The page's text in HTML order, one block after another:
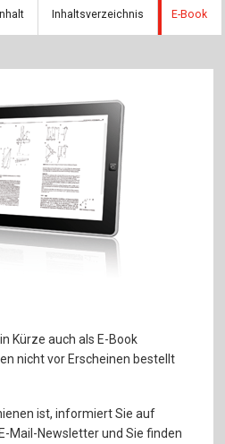
Inhaltsverzeichnis E-Book
Kürze auch als E-Book
nicht vor Erscheinen bestellt
ist, informiert Sie auf
Mail-Newsletter und Sie finden